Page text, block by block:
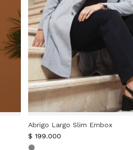
Abrigo Largo Slim Embox
$ 199.000